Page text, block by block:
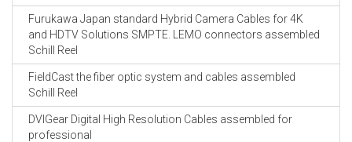
Furukawa Japan standard Hybrid Camera Cables for 4K
and HDTV Solutions SMPTE. LEMO connectors assembled
Schill Reel
FieldCast the fiber optic system and cables assembled
Schill Reel
DVIGear Digital High Resolution Cables assembled for
professional